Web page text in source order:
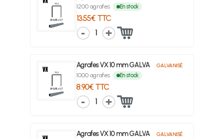
1200 agrafes En stock
13.55€ TTC
1
Agrafes VX 10 mm GALVA GALVANISÉ
1000 agrafes En stock
8.90€ TTC
1
Agrafes VX 10 mm GALVA GALVANISÉ